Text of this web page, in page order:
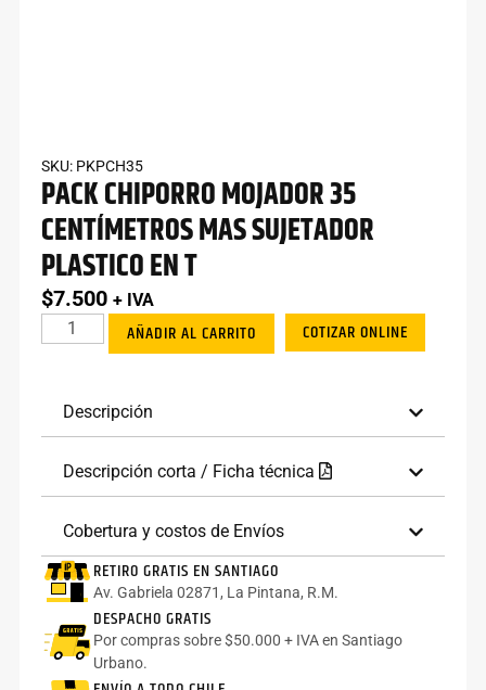
SKU: PKPCH35
PACK CHIPORRO MOJADOR 35
CENTÍMETROS MAS SUJETADOR
PLASTICO EN T
$7.500 + IVA
AÑADIR AL CARRITO COTIZAR ONLINE
Descripción
Descripción corta / Ficha técnica
Cobertura y costos de Envíos
RETIRO GRATIS EN SANTIAGO
Av. Gabriela 02871, La Pintana, R.M.
DESPACHO GRATIS
Por compras sobre $50.000 + IVA en Santiago
Urbano.